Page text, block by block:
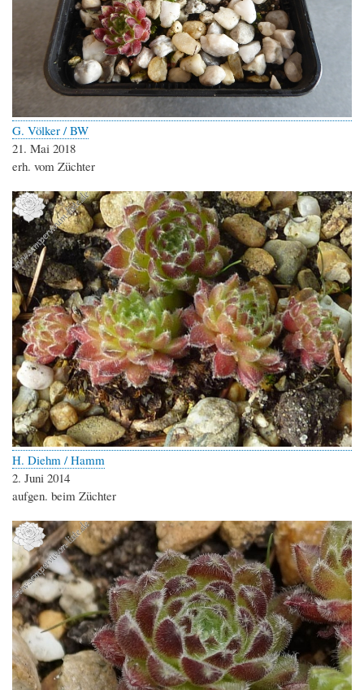
G. Völker / BW
21. Mai 2018
erh. vom Züchter
H. Diehm / Hamm
2. Juni 2014
aufgen. beim Züchter